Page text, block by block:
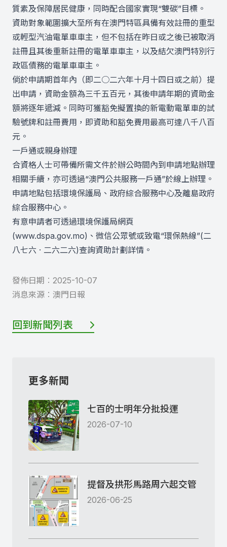
質素及保障居民健康，同時配合國家實現“雙碳”目標。
資助對象範圍擴大至所有在澳門特區具備有效註冊的重型
或輕型汽油電單車車主，但不包括在昨日或之後已被取消
註冊且其後重新註冊的電單車車主，以及結欠澳門特別行
政區債務的電單車車主。
倘於申請期首年內（即二○二六年十月十四日或之前）提
出申請，資助金額為三千五百元，其後申請年期的資助金
額將逐年遞減。同時可獲豁免擬置換的新電動電單車的試
驗號牌和註冊費用，即資助和豁免費用最高可達八千八百
元。
一戶通或親身辦理
合資格人士可帶備所需文件於辦公時間內到申請地點辦理
相關手續，亦可透過“澳門公共服務一戶通”於線上辦理。
申請地點包括環境保護局、政府綜合服務中心及離島政府
綜合服務中心。
有意申請者可透過環境保護局網頁
(www.dspa.gov.mo)、微信公眾號或致電“環保熱線”(二
八七六 · 二六二六)查詢資助計劃詳情。
發佈日期︰ 2025-10-07
消息來源︰ 澳門日報
回到新聞列表
更多新聞
七百的士明年分批投運
2026-07-10
提督及拱形馬路周六起交管
2026-06-25